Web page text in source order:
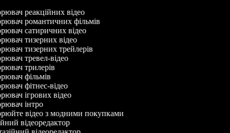
реакційних відео
романтичних фільмів
сатиричних відео
тизерних відео
тизерних трейлерів
тревел-відео
трилерів
фільмів
фітнес-відео
ігрових відео
інтро
відео з модними покупками
відеоредактор